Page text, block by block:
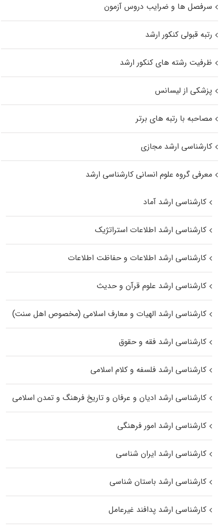
سرفصل ها و ضرایب دروس آزمون
رتبه قبولی کنکور ارشد
ظرفیت رشته های کنکور ارشد
پزشکی از لیسانس
مصاحبه با رتبه های برتر
کارشناسی ارشد مجازی
معرفی گروه علوم انسانی کارشناسی ارشد
کارشناسی ارشد آماد
کارشناسی ارشد اطلاعات استراتژیک
کارشناسی ارشد اطلاعات و حفاظت اطلاعات
کارشناسی ارشد علوم قرآن و حدیث
کارشناسی ارشد الهیات و معارف اسلامی (مخصوص اهل سنت)
کارشناسی ارشد فقه و حقوق
کارشناسی ارشد فلسفه و کلام اسلامی
کارشناسی ارشد ادیان و عرفان و تاریخ فرهنگ و تمدن اسلامی
کارشناسی ارشد امور فرهنگی
کارشناسی ارشد ایران شناسی
کارشناسی ارشد باستان شناسی
کارشناسی ارشد پدافند غیرعامل